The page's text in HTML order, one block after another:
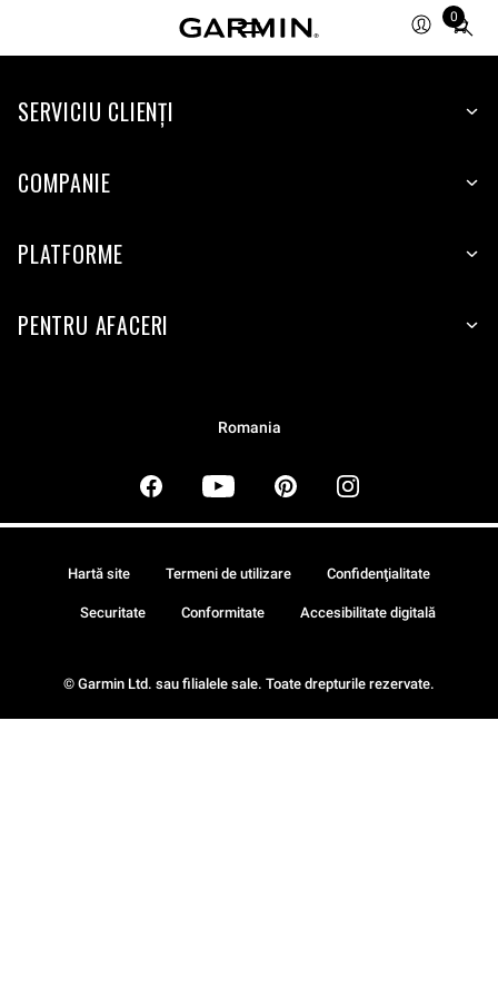
0
Total
items
cart:
SERVICIU CLIENŢI
COMPANIE
PLATFORME
PENTRU AFACERI
Romania
© Garmin Ltd. sau filialele sale. Toate drepturile rezervate.
Hartă site Termeni de utilizare Confidenţialitate
Securitate Conformitate Accesibilitate digitală